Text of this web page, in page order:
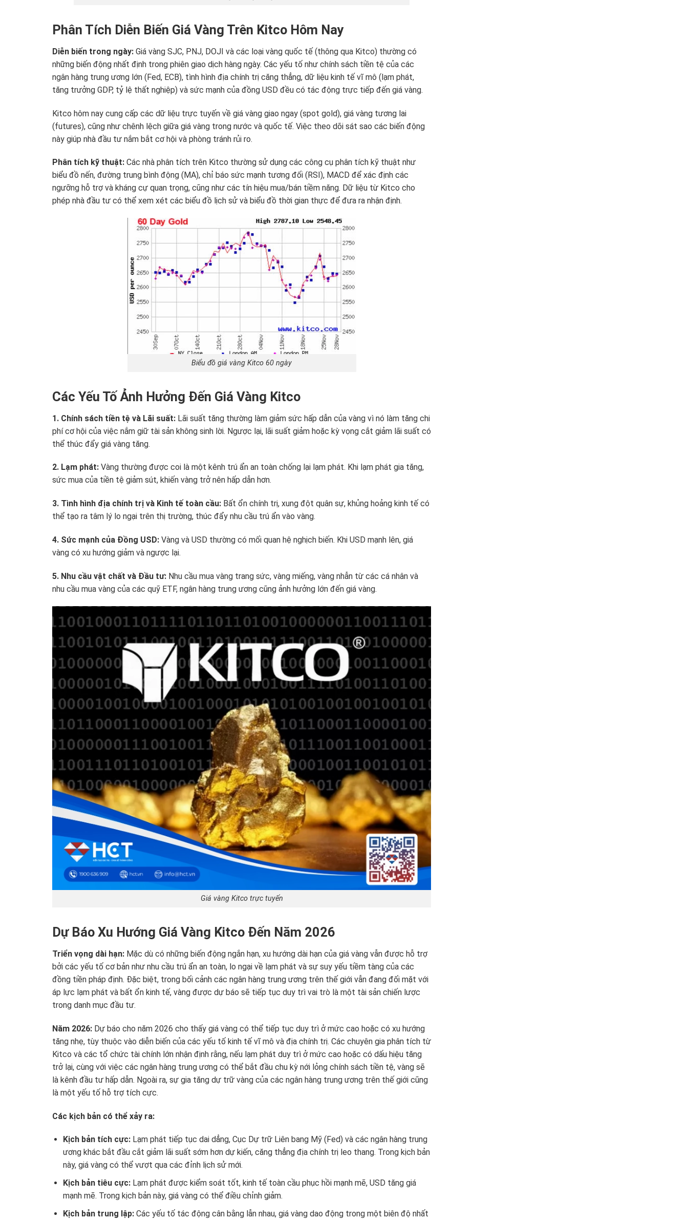
Phân Tích Diễn Biến Giá Vàng Trên Kitco Hôm Nay
Diễn biến trong ngày: Giá vàng SJC, PNJ, DOJI và các loại vàng quốc tế (thông qua Kitco) thường có
những biến động nhất định trong phiên giao dịch hàng ngày. Các yếu tố như chính sách tiền tệ của các
ngân hàng trung ương lớn (Fed, ECB), tình hình địa chính trị căng thẳng, dữ liệu kinh tế vĩ mô (lạm phát,
tăng trưởng GDP, tỷ lệ thất nghiệp) và sức mạnh của đồng USD đều có tác động trực tiếp đến giá vàng.
Kitco hôm nay cung cấp các dữ liệu trực tuyến về giá vàng giao ngay (spot gold), giá vàng tương lai
(futures), cũng như chênh lệch giữa giá vàng trong nước và quốc tế. Việc theo dõi sát sao các biến động
này giúp nhà đầu tư nắm bắt cơ hội và phòng tránh rủi ro.
Phân tích kỹ thuật: Các nhà phân tích trên Kitco thường sử dụng các công cụ phân tích kỹ thuật như
biểu đồ nến, đường trung bình động (MA), chỉ báo sức mạnh tương đối (RSI), MACD để xác định các
ngưỡng hỗ trợ và kháng cự quan trọng, cũng như các tín hiệu mua/bán tiềm năng. Dữ liệu từ Kitco cho
phép nhà đầu tư có thể xem xét các biểu đồ lịch sử và biểu đồ thời gian thực để đưa ra nhận định.
Biểu đồ giá vàng Kitco 60 ngày
Các Yếu Tố Ảnh Hưởng Đến Giá Vàng Kitco
1. Chính sách tiền tệ và Lãi suất: Lãi suất tăng thường làm giảm sức hấp dẫn của vàng vì nó làm tăng chi
phí cơ hội của việc nắm giữ tài sản không sinh lời. Ngược lại, lãi suất giảm hoặc kỳ vọng cắt giảm lãi suất có
thể thúc đẩy giá vàng tăng.
2. Lạm phát: Vàng thường được coi là một kênh trú ẩn an toàn chống lại lạm phát. Khi lạm phát gia tăng,
sức mua của tiền tệ giảm sút, khiến vàng trở nên hấp dẫn hơn.
3. Tình hình địa chính trị và Kinh tế toàn cầu: Bất ổn chính trị, xung đột quân sự, khủng hoảng kinh tế có
thể tạo ra tâm lý lo ngại trên thị trường, thúc đẩy nhu cầu trú ẩn vào vàng.
4. Sức mạnh của Đồng USD: Vàng và USD thường có mối quan hệ nghịch biến. Khi USD mạnh lên, giá
vàng có xu hướng giảm và ngược lại.
5. Nhu cầu vật chất và Đầu tư: Nhu cầu mua vàng trang sức, vàng miếng, vàng nhẫn từ các cá nhân và
nhu cầu mua vàng của các quỹ ETF, ngân hàng trung ương cũng ảnh hưởng lớn đến giá vàng.
Giá vàng Kitco trực tuyến
Dự Báo Xu Hướng Giá Vàng Kitco Đến Năm 2026
Triển vọng dài hạn: Mặc dù có những biến động ngắn hạn, xu hướng dài hạn của giá vàng vẫn được hỗ trợ
bởi các yếu tố cơ bản như nhu cầu trú ẩn an toàn, lo ngại về lạm phát và sự suy yếu tiềm tàng của các
đồng tiền pháp định. Đặc biệt, trong bối cảnh các ngân hàng trung ương trên thế giới vẫn đang đối mặt với
áp lực lạm phát và bất ổn kinh tế, vàng được dự báo sẽ tiếp tục duy trì vai trò là một tài sản chiến lược
trong danh mục đầu tư.
Năm 2026: Dự báo cho năm 2026 cho thấy giá vàng có thể tiếp tục duy trì ở mức cao hoặc có xu hướng
tăng nhẹ, tùy thuộc vào diễn biến của các yếu tố kinh tế vĩ mô và địa chính trị. Các chuyên gia phân tích từ
Kitco và các tổ chức tài chính lớn nhận định rằng, nếu lạm phát duy trì ở mức cao hoặc có dấu hiệu tăng
trở lại, cùng với việc các ngân hàng trung ương có thể bắt đầu chu kỳ nới lỏng chính sách tiền tệ, vàng sẽ
là kênh đầu tư hấp dẫn. Ngoài ra, sự gia tăng dự trữ vàng của các ngân hàng trung ương trên thế giới cũng
là một yếu tố hỗ trợ tích cực.
Các kịch bản có thể xảy ra:
Kịch bản tích cực:Lạm phát tiếp tục dai dẳng, Cục Dự trữ Liên bang Mỹ (Fed) và các ngân hàng trung
ương khác bắt đầu cắt giảm lãi suất sớm hơn dự kiến, căng thẳng địa chính trị leo thang. Trong kịch bản
này, giá vàng có thể vượt qua các đỉnh lịch sử mới.
Kịch bản tiêu cực:Lạm phát được kiểm soát tốt, kinh tế toàn cầu phục hồi mạnh mẽ, USD tăng giá
mạnh mẽ. Trong kịch bản này, giá vàng có thể điều chỉnh giảm.
Kịch bản trung lập:Các yếu tố tác động cân bằng lẫn nhau, giá vàng dao động trong một biên độ nhất